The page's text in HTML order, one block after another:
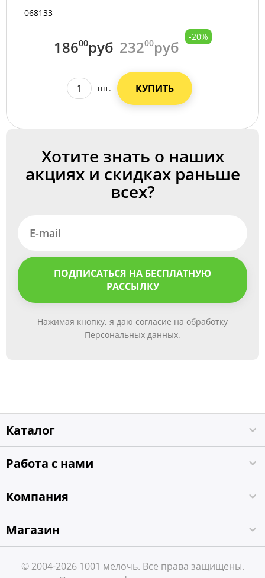
068133
18600руб 23200руб
-20%
шт. КУПИТЬ
Хотите знать о наших
акциях и скидках раньше
всех?
ПОДПИСАТЬСЯ НА БЕСПЛАТНУЮ
РАССЫЛКУ
Нажимая кнопку, я даю согласие на обработку
Персональных данных.
Каталог
Работа с нами
Компания
Магазин
© 2004-2026 1001 мелочь. Все права защищены.